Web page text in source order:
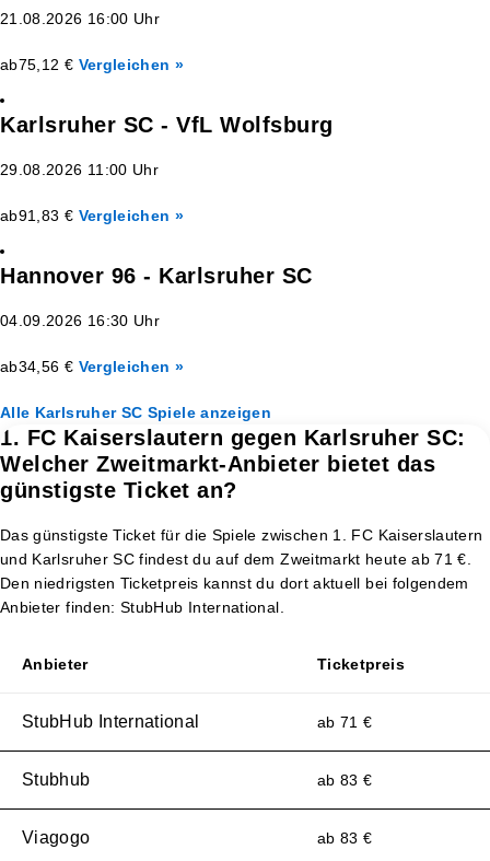
21.08.2026 16:00 Uhr
ab75,12 € Vergleichen »
Karlsruher SC - VfL Wolfsburg
29.08.2026 11:00 Uhr
ab91,83 € Vergleichen »
Hannover 96 - Karlsruher SC
04.09.2026 16:30 Uhr
ab34,56 € Vergleichen »
Alle Karlsruher SC Spiele anzeigen
1. FC Kaiserslautern gegen Karlsruher SC:
Welcher Zweitmarkt-Anbieter bietet das
günstigste Ticket an?
Das günstigste Ticket für die Spiele zwischen 1. FC Kaiserslautern
und Karlsruher SC findest du auf dem Zweitmarkt heute ab 71 €.
Den niedrigsten Ticketpreis kannst du dort aktuell bei folgendem
Anbieter finden: StubHub International.
Anbieter Ticketpreis
StubHub International ab 71 €
Stubhub ab 83 €
Viagogo ab 83 €